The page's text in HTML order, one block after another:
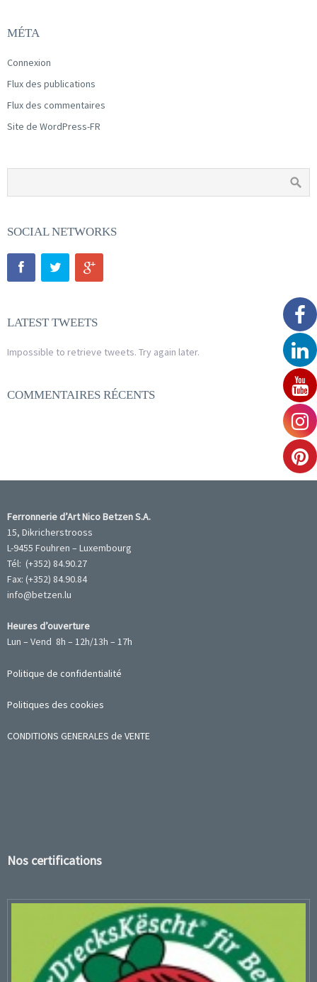
MÉTA
Connexion
Flux des publications
Flux des commentaires
Site de WordPress-FR
SOCIAL NETWORKS
LATEST TWEETS
Impossible to retrieve tweets. Try again later.
COMMENTAIRES RÉCENTS
Ferronnerie d’Art Nico Betzen S.A.
15, Dikricherstrooss
L-9455 Fouhren – Luxembourg
Tél: (+352) 84.90.27
Fax: (+352) 84.90.84
info@betzen.lu
Heures d’ouverture
Lun – Vend 8h – 12h/13h – 17h
Politique de confidentialité
Politiques des cookies
CONDITIONS GENERALES de VENTE
Nos certifications